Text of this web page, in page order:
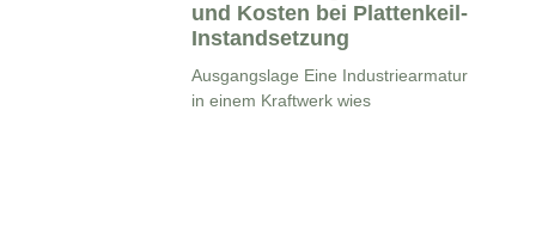
und Kosten bei Plattenkeil-
Instandsetzung
Ausgangslage Eine Industriearmatur
in einem Kraftwerk wies